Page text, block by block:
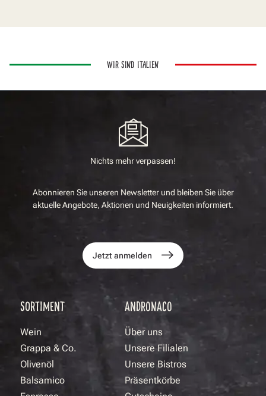
WIR SIND ITALIEN
Nichts mehr verpassen!
Abonnieren Sie unseren Newsletter und bleiben Sie über
aktuelle Angebote, Aktionen und Neuigkeiten informiert.
Jetzt anmelden
SORTIMENT
Wein
Grappa & Co.
Olivenöl
Balsamico
ANDRONACO
Über uns
Unsere Filialen
Unsere Bistros
Präsentkörbe